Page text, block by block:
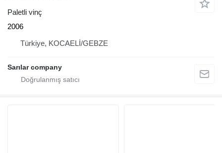
Paletli vinç
2006
Türkiye, KOCAELİ/GEBZE
Sarılar company